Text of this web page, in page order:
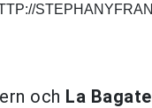
och La